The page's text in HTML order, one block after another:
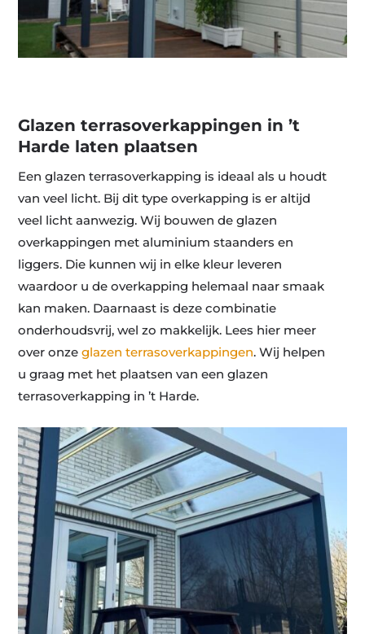
Glazen terrasoverkappingen in ’t
Harde laten plaatsen
Een glazen terrasoverkapping is ideaal als u houdt
van veel licht. Bij dit type overkapping is er altijd
veel licht aanwezig. Wij bouwen de glazen
overkappingen met aluminium staanders en
liggers. Die kunnen wij in elke kleur leveren
waardoor u de overkapping helemaal naar smaak
kan maken. Daarnaast is deze combinatie
onderhoudsvrij, wel zo makkelijk. Lees hier meer
over onzeglazen terrasoverkappingen. Wij helpen
u graag met het plaatsen van een glazen
terrasoverkapping in ’t Harde.